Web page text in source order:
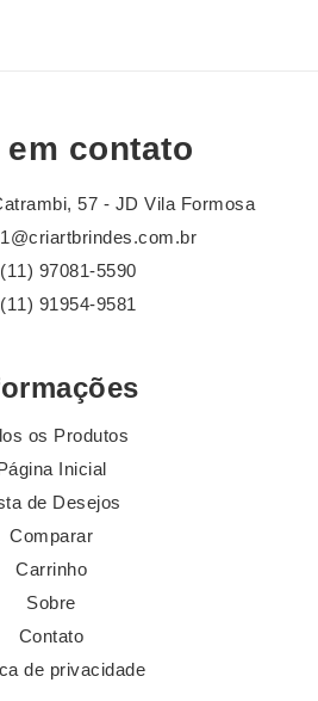
em contato
57 - JD Vila Formosa
(11) 97081-5590
(11) 91954-9581
os Produtos
Inicial
de Desejos
Comparar
Carrinho
Sobre
Contato
de privacidade